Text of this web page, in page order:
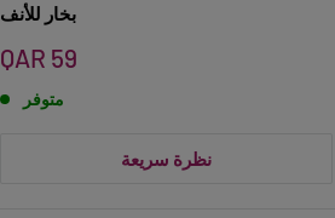
بخار للأنف
سعر
QAR 59
متوفر
نظرة سريعة